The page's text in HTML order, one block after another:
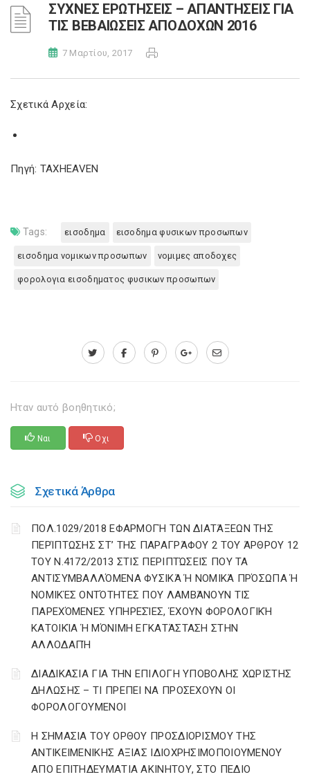
ΣΥΧΝΕΣ ΕΡΩΤΗΣΕΙΣ – ΑΠΑΝΤΗΣΕΙΣ ΓΙΑ
ΤΙΣ ΒΕΒΑΙΩΣΕΙΣ ΑΠΟΔΟΧΩΝ 2016
7 Μαρτίου, 2017
Σχετικά Αρχεία:
Πηγή: TAXHEAVEN
Tags: εισοδημα εισοδημα φυσικων προσωπων
εισοδημα νομικων προσωπων νομιμες αποδοχες
φορολογια εισοδηματος φυσικων προσωπων
Ηταν αυτό βοηθητικό;
Ναι Οχι
Σχετικά Άρθρα
ΠΟΛ.1029/2018 ΕΦΑΡΜΟΓΉ ΤΩΝ ΔΙΑΤΆΞΕΩΝ ΤΗΣ
ΠΕΡΊΠΤΩΣΗΣ ΣΤ’ ΤΗΣ ΠΑΡΑΓΡΆΦΟΥ 2 ΤΟΥ ΆΡΘΡΟΥ 12
ΤΟΥ Ν.4172/2013 ΣΤΙΣ ΠΕΡΙΠΤΏΣΕΙΣ ΠΟΥ ΤΑ
ΑΝΤΙΣΥΜΒΑΛΛΌΜΕΝΑ ΦΥΣΙΚΆ Ή ΝΟΜΙΚΆ ΠΡΌΣΩΠΑ Ή
ΝΟΜΙΚΈΣ ΟΝΤΌΤΗΤΕΣ ΠΟΥ ΛΑΜΒΆΝΟΥΝ ΤΙΣ
ΠΑΡΕΧΌΜΕΝΕΣ ΥΠΗΡΕΣΊΕΣ, ΈΧΟΥΝ ΦΟΡΟΛΟΓΙΚΉ
ΚΑΤΟΙΚΊΑ Ή ΜΌΝΙΜΗ ΕΓΚΑΤΆΣΤΑΣΗ ΣΤΗΝ
ΑΛΛΟΔΑΠΉ
ΔΙΑΔΙΚΑΣΙΑ ΓΙΑ ΤΗΝ ΕΠΙΛΟΓΗ ΥΠΟΒΟΛΗΣ ΧΩΡΙΣΤΗΣ
ΔΗΛΩΣΗΣ – ΤΙ ΠΡΕΠΕΙ ΝΑ ΠΡΟΣΕΧΟΥΝ ΟΙ
ΦΟΡΟΛΟΓΟΥΜΕΝΟΙ
Η ΣΗΜΑΣΙΑ ΤΟΥ ΟΡΘΟΥ ΠΡΟΣΔΙΟΡΙΣΜΟΥ ΤΗΣ
ΑΝΤΙΚΕΙΜΕΝΙΚΗΣ ΑΞΙΑΣ ΙΔΙΟΧΡΗΣΙΜΟΠΟΙΟΥΜΕΝΟΥ
ΑΠΟ ΕΠΙΤΗΔΕΥΜΑΤΙΑ ΑΚΙΝΗΤΟΥ, ΣΤΟ ΠΕΔΙΟ